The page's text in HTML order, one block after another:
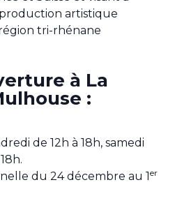
artistique
tri-rhénane
à La
:
de 12h à 18h, samedi
du 24 décembre au 1er